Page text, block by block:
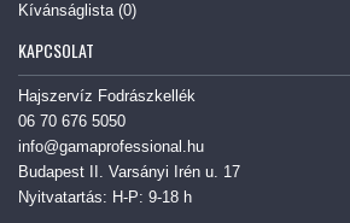
Kívánságlista (0)
KAPCSOLAT
Hajszervíz Fodrászkellék
06 70 676 5050
info@gamaprofessional.hu
Budapest II. Varsányi Irén u. 17
Nyitvatartás: H-P: 9-18 h